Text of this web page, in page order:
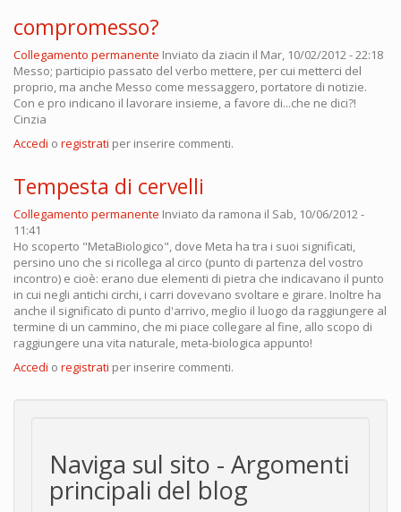
compromesso?
Collegamento permanente Inviato da ziacin il Mar, 10/02/2012 - 22:18
Messo; participio passato del verbo mettere, per cui metterci del
proprio, ma anche Messo come messaggero, portatore di notizie.
Con e pro indicano il lavorare insieme, a favore di...che ne dici?!
Cinzia
Accedi o registrati per inserire commenti.
Tempesta di cervelli
Collegamento permanente Inviato da ramona il Sab, 10/06/2012 -
11:41
Ho scoperto "MetaBiologico", dove Meta ha tra i suoi significati,
persino uno che si ricollega al circo (punto di partenza del vostro
incontro) e cioè: erano due elementi di pietra che indicavano il punto
in cui negli antichi circhi, i carri dovevano svoltare e girare. Inoltre ha
anche il significato di punto d'arrivo, meglio il luogo da raggiungere al
termine di un cammino, che mi piace collegare al fine, allo scopo di
raggiungere una vita naturale, meta-biologica appunto!
Accedi o registrati per inserire commenti.
Naviga sul sito - Argomenti
principali del blog